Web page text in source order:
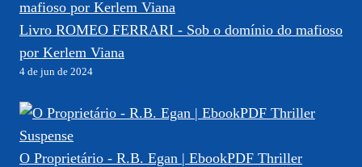
Livro ROMEO FERRARI - Sob o domínio do mafioso
por Kerlem Viana
4 de jun de 2024
O Proprietário - R.B. Egan | EbookPDF Thriller